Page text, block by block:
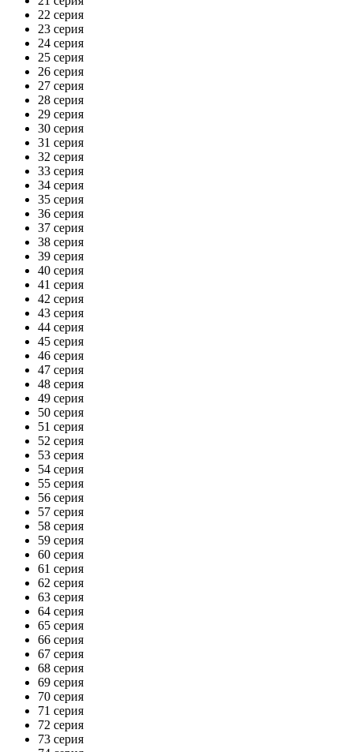
22 серия
23 серия
24 серия
25 серия
26 серия
27 серия
28 серия
29 серия
30 серия
31 серия
32 серия
33 серия
34 серия
35 серия
36 серия
37 серия
38 серия
39 серия
40 серия
41 серия
42 серия
43 серия
44 серия
45 серия
46 серия
47 серия
48 серия
49 серия
50 серия
51 серия
52 серия
53 серия
54 серия
55 серия
56 серия
57 серия
58 серия
59 серия
60 серия
61 серия
62 серия
63 серия
64 серия
65 серия
66 серия
67 серия
68 серия
69 серия
70 серия
71 серия
72 серия
73 серия